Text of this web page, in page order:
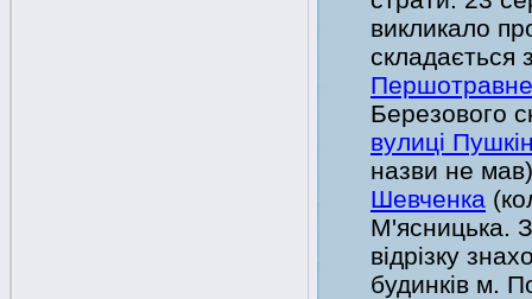
викликало
складається
Березового
вулиці
назви не
Шевченка
М'ясницька.
відрізку
будинків м.